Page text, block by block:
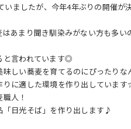
ましたが、今年4年ぶりの開催が
あまり聞き馴染みがない方も多
と言われています◎
しい蕎麦を育てるのにぴったり
に適した環境を作り出していま
人！
日光そば」を作り出します♪